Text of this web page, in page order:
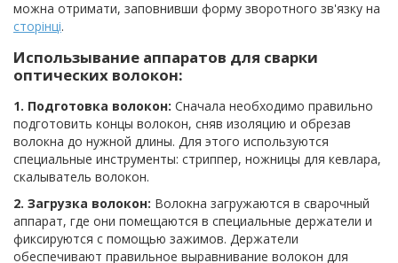
можна отримати, заповнивши форму зворотного зв'язку на
сторінці.
Использывание аппаратов для сварки
оптических волокон:
1. Подготовка волокон: Сначала необходимо правильно
подготовить концы волокон, сняв изоляцию и обрезав
волокна до нужной длины. Для этого используются
специальные инструменты: стриппер, ножницы для кевлара,
скалыватель волокон.
2. Загрузка волокон: Волокна загружаются в сварочный
аппарат, где они помещаются в специальные держатели и
фиксируются с помощью зажимов. Держатели
обеспечивают правильное выравнивание волокон для